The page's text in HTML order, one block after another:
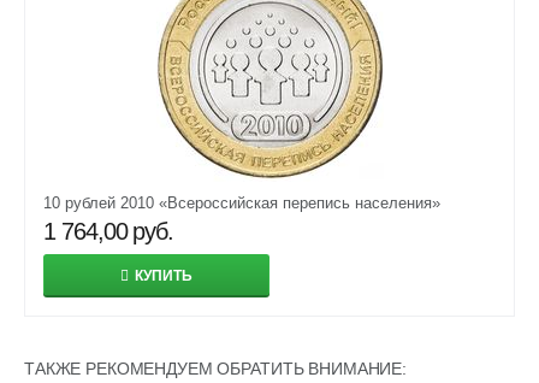
10 рублей 2010 «Всероссийская перепись населения»
1 764,00 руб.
КУПИТЬ
ТАКЖЕ РЕКОМЕНДУЕМ ОБРАТИТЬ ВНИМАНИЕ: